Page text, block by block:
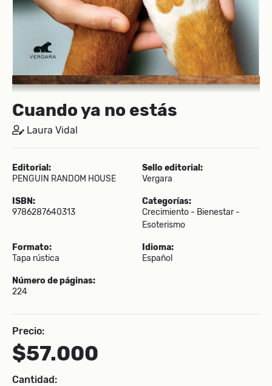
Cuando ya no estás
Laura Vidal
Editorial:
PENGUIN RANDOM HOUSE
Sello editorial:
Vergara
ISBN:
9786287640313
Categorías:
Crecimiento - Bienestar -
Esoterismo
Formato:
Tapa rústica
Idioma:
Español
Número de páginas:
224
Precio:
$57.000
Cantidad: